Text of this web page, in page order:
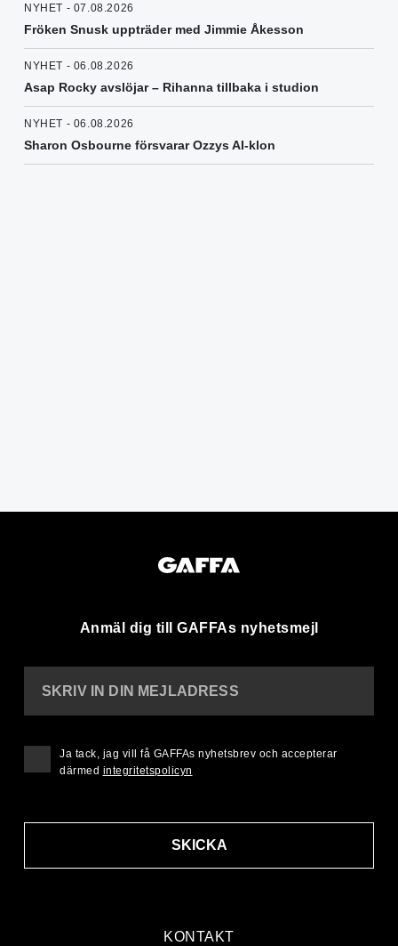
NYHET - 07.08.2026
Fröken Snusk uppträder med Jimmie Åkesson
NYHET - 06.08.2026
Asap Rocky avslöjar – Rihanna tillbaka i studion
NYHET - 06.08.2026
Sharon Osbourne försvarar Ozzys AI-klon
Anmäl dig till GAFFAs nyhetsmejl
KONTAKT
SKRIV IN DIN MEJLADRESS
SKICKA
Ja tack, jag vill få GAFFAs nyhetsbrev och accepterar
därmed integritetspolicyn